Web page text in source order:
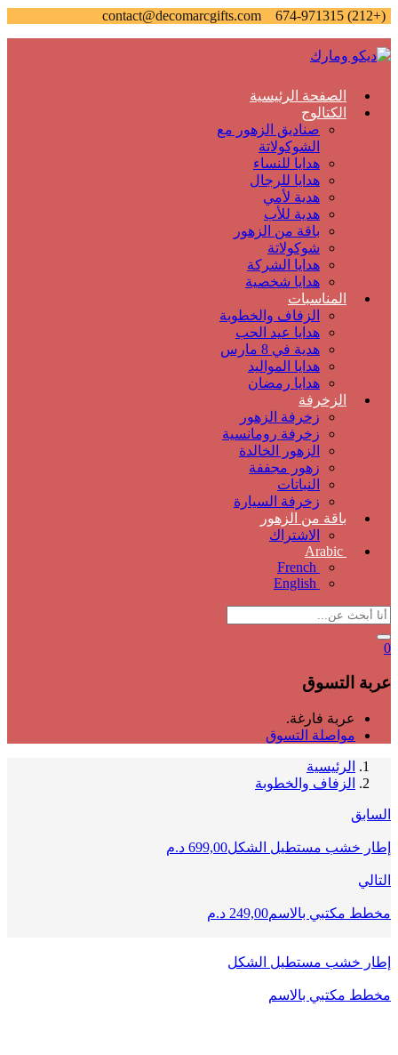
(+212) 674-971315
contact@decomarcgifts.com
الصفحة الرئيسية
الكتالوج
صناديق الزهور مع
الشوكولاتة
هدايا للنساء
هدايا للرجال
هدية لأمي
هدية للأب
باقة من الزهور
شوكولاتة
هدايا الشركة
هدايا شخصية
المناسبات
الزفاف والخطوبة
هدايا عيد الحب
هدية في 8 مارس
هدايا المواليد
هدايا رمضان
الزخرفة
زخرفة الزهور
زخرفة رومانسية
الزهور الخالدة
زهور مجففة
النباتات
زخرفة السيارة
باقة من الزهور
الاشتراك
Arabic
French
English
0
عربة التسوق
عربة فارغة.
مواصلة التسوق
الرئيسية
الزفاف والخطوبة
السابق
إطار خشب مستطيل الشكل699,00 د.م
التالي
مخطط مكتبي بالاسم249,00 د.م
إطار خشب مستطيل الشكل
مخطط مكتبي بالاسم